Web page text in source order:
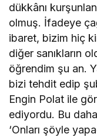
dükkânı
olmuş. İfadeye
ibaret, bizim hiç
diğer sanıkların
öğrendim şu an.
bizi tehdit edip
Engin Polat ile
ediyordu. Bu
‘Onları şöyle